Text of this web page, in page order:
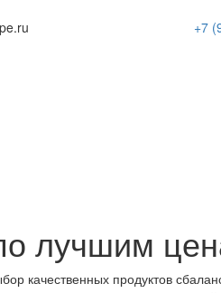
.ru +7
лучшим
качественных продуктов